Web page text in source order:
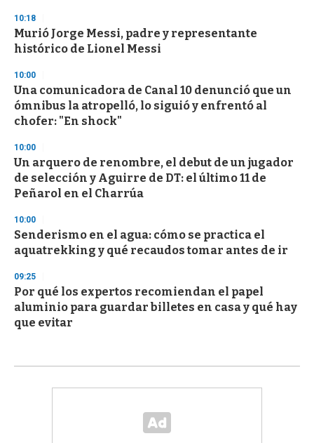
10:18
Murió Jorge Messi, padre y representante
histórico de Lionel Messi
10:00
Una comunicadora de Canal 10 denunció que un
ómnibus la atropelló, lo siguió y enfrentó al
chofer: "En shock"
10:00
Un arquero de renombre, el debut de un jugador
de selección y Aguirre de DT: el último 11 de
Peñarol en el Charrúa
10:00
Senderismo en el agua: cómo se practica el
aquatrekking y qué recaudos tomar antes de ir
09:25
Por qué los expertos recomiendan el papel
aluminio para guardar billetes en casa y qué hay
que evitar